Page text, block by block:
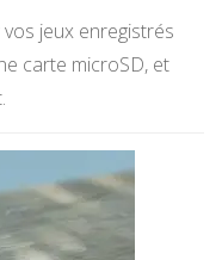
jeux enregistrés
carte microSD, et